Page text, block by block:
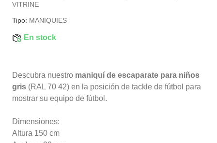
VITRINE
Tipo: MANIQUIES
En stock
Descubra nuestro maniquí de escaparate para niños
gris (RAL 70 42) en la posición de tackle de fútbol para
mostrar su equipo de fútbol.
Dimensiones:
Altura 150 cm